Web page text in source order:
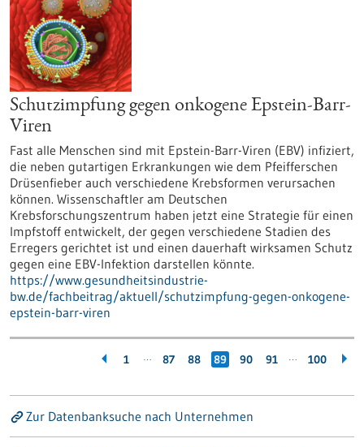
Schutzimpfung gegen onkogene Epstein-Barr-
Viren
Fast alle Menschen sind mit Epstein-Barr-Viren (EBV) infiziert,
die neben gutartigen Erkrankungen wie dem Pfeifferschen
Drüsenfieber auch verschiedene Krebsformen verursachen
können. Wissenschaftler am Deutschen
Krebsforschungszentrum haben jetzt eine Strategie für einen
Impfstoff entwickelt, der gegen verschiedene Stadien des
Erregers gerichtet ist und einen dauerhaft wirksamen Schutz
gegen eine EBV-Infektion darstellen könnte.
https://www.gesundheitsindustrie-
bw.de/fachbeitrag/aktuell/schutzimpfung-gegen-onkogene-
epstein-barr-viren
1 … 87 88 89 90 91 … 100
Zur Datenbanksuche nach Unternehmen